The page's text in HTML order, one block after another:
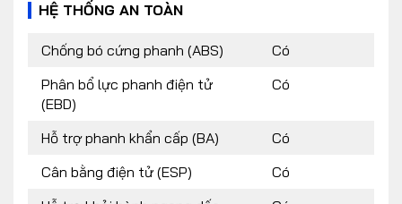
HỆ THỐNG AN TOÀN
Chống bó cứng phanh (ABS)
Có
Phân bổ lực phanh điện tử
(EBD)
Có
Hỗ trợ phanh khẩn cấp (BA)
Có
Cân bằng điện tử (ESP)
Có